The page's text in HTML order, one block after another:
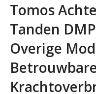
Tomos
Tanden
Overige